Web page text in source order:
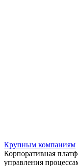
Крупным компаниям
Корпоративная
управления